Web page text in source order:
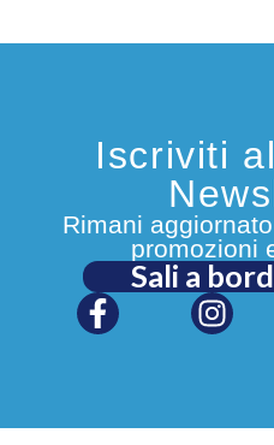
Iscriviti
Rimani
promozioni
Sali a